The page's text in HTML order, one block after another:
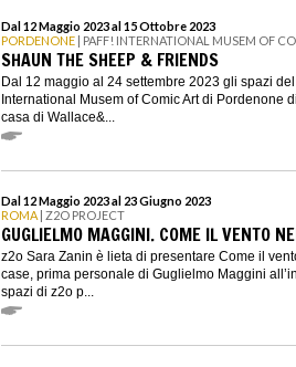
Dal 12 Maggio 2023 al 15 Ottobre 2023
PORDENONE | PAFF! INTERNATIONAL MUSEM OF
SHAUN THE SHEEP & FRIENDS
Dal 12 maggio al 24 settembre 2023 gli spazi del
International Musem of Comic Art di Pordenone
casa di Wallace&...
Dal 12 Maggio 2023 al 23 Giugno 2023
ROMA | Z2O PROJECT
GUGLIELMO MAGGINI. COME IL VENTO
z2o Sara Zanin è lieta di presentare Come il
case, prima personale di Guglielmo Maggini
spazi di z2o p...